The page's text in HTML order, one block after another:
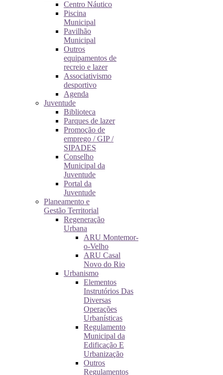
Centro Náutico
Piscina
Municipal
Pavilhão
Municipal
Outros
equipamentos de
recreio e lazer
Associativismo
desportivo
Agenda
Juventude
Biblioteca
Parques de lazer
Promoção de
emprego / GIP /
SIPADES
Conselho
Municipal da
Juventude
Portal da
Juventude
Planeamento e
Gestão Territorial
Regeneração
Urbana
ARU Montemor-
o-Velho
ARU Casal
Novo do Rio
Urbanismo
Elementos
Instrutórios Das
Diversas
Operações
Urbanísticas
Regulamento
Municipal da
Edificação E
Urbanização
Outros
Regulamentos